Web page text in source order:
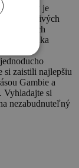
Afriky je
a prívetivých
ponúka
si zaistili najlepšiu
Gambie a
Vyhladajte si
nezabudnuteľný